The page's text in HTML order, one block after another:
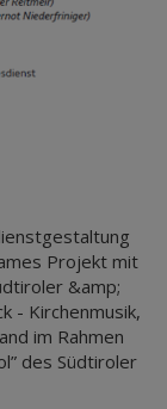
Projekt mit
&amp;
- Kirchenmusik,
im Rahmen
des Südtiroler